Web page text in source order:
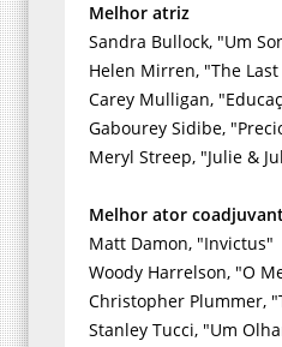
Melhor atriz
Sandra Bullock, "Um
Helen Mirren, "The
Carey Mulligan,
Gabourey Sidibe,
Meryl Streep, "Julie &
Melhor ator
Matt Damon, "Invictus"
Woody Harrelson, "O
Christopher Plummer,
Stanley Tucci, "Um